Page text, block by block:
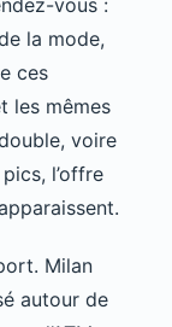
vous :
la mode,
ces
les mêmes
voire
l’offre
Milan
autour de